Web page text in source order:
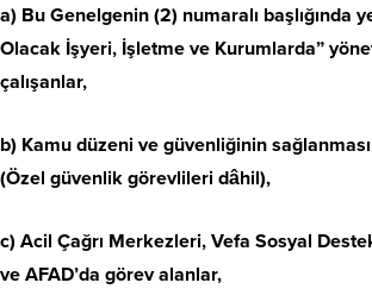
a) Bu Genelgenin (2) numaralı başlığında
Olacak İşyeri, İşletme ve Kurumlarda”
çalışanlar,
b) Kamu düzeni ve güvenliğinin
(Özel güvenlik görevlileri dâhil),
c) Acil Çağrı Merkezleri, Vefa Sosyal
ve AFAD’da görev alanlar,